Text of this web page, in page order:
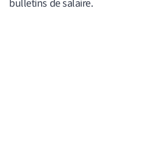
bulletins de salaire.